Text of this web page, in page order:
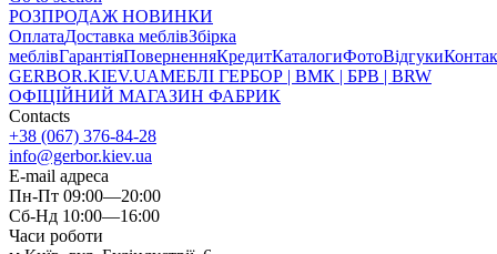
РОЗПРОДАЖ НОВИНКИ
ОплатаДоставка меблівЗбірка
меблівГарантіяПоверненняКредитКаталогиФотоВідгуки
GERBOR.KIEV.UAМЕБЛI ГЕРБОР | ВМК | БРВ | BRW
ОФІЦІЙНИЙ МАГАЗИН ФАБРИК
Contacts
+38 (067) 376-84-28
info@gerbor.kiev.ua
E-mail адреса
Пн-Пт 09:00—20:00
Сб-Нд 10:00—16:00
Часи роботи